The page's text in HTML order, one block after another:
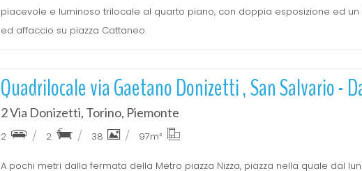
piacevole e luminoso trilocale al quarto piano, con doppia esposizione ed
ed affaccio su piazza Cattaneo.
Quadrilocale via Gaetano Donizetti , San Salvario -
2 Via Donizetti, Torino, Piemonte
2 2 38 97m²
A pochi metri dalla fermata della Metro piazza Nizza, piazza nella quale dal